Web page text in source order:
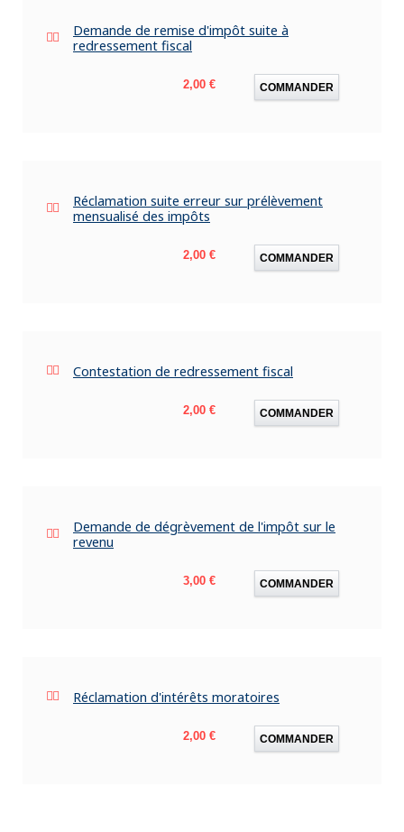
Demande de remise d'impôt suite à
redressement fiscal
Prix
2,00 € COMMANDER
Réclamation suite erreur sur prélèvement
mensualisé des impôts
Prix
2,00 € COMMANDER
Contestation de redressement fiscal
Prix
2,00 € COMMANDER
Demande de dégrèvement de l'impôt sur le
revenu
Prix
3,00 € COMMANDER
Réclamation d'intérêts moratoires
Prix
2,00 € COMMANDER